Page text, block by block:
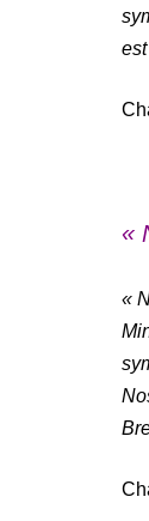
«
«